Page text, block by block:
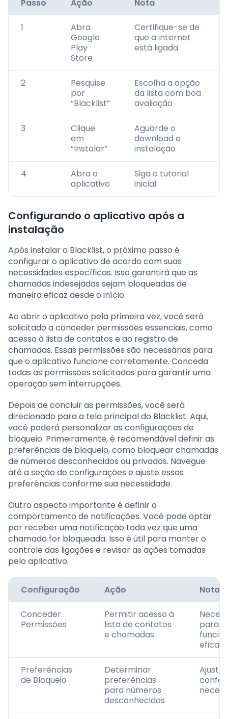
Passo Ação Nota
1
Abra
Google
Play
Store
Certifique-se de
que a internet
está ligada
2
Pesquise
por
“Blacklist”
Escolha a opção
da lista com boa
avaliação
3
Clique
em
“Instalar”
Aguarde o
download e
instalação
4
Abra o
aplicativo
Siga o tutorial
inicial
Configurando o aplicativo após a
instalação
Após instalar o Blacklist, o próximo passo é
configurar o aplicativo de acordo com suas
necessidades específicas. Isso garantirá que as
chamadas indesejadas sejam bloqueadas de
maneira eficaz desde o início.
Ao abrir o aplicativo pela primeira vez, você será
solicitado a conceder permissões essenciais, como
acesso à lista de contatos e ao registro de
chamadas. Essas permissões são necessárias para
que o aplicativo funcione corretamente. Conceda
todas as permissões solicitadas para garantir uma
operação sem interrupções.
Depois de concluir as permissões, você será
direcionado para a tela principal do Blacklist. Aqui,
você poderá personalizar as configurações de
bloqueio. Primeiramente, é recomendável definir as
preferências de bloqueio, como bloquear chamadas
de números desconhecidos ou privados. Navegue
até a seção de configurações e ajuste essas
preferências conforme sua necessidade.
Outro aspecto importante é definir o
comportamento de notificações. Você pode optar
por receber uma notificação toda vez que uma
chamada for bloqueada. Isso é útil para manter o
controle das ligações e revisar as ações tomadas
pelo aplicativo.
Configuração Ação Nota
Conceder
Permissões
Permitir acesso à
lista de contatos
e chamadas
para
eficaz
Preferências
de Bloqueio
Determinar
preferências
para números
desconhecidos
Ajustar